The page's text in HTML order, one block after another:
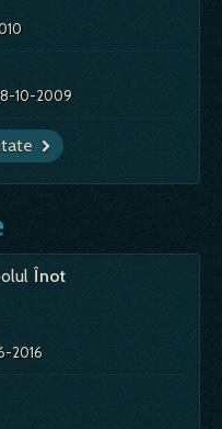
10-2009
Înot
2016